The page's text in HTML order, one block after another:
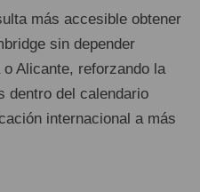
más accesible obtener
sin depender
Alicante, reforzando la
dentro del calendario
internacional a más